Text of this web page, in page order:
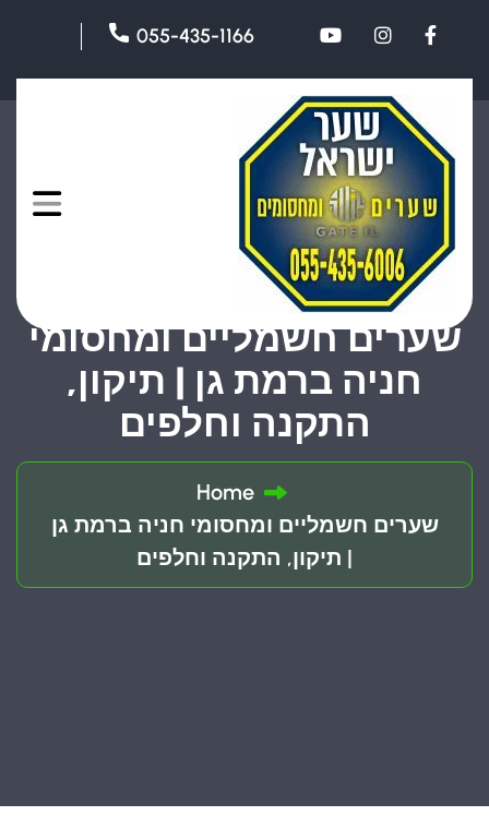
055-435-1166
שערים חשמליים ומחסומי
חניה ברמת גן | תיקון,
התקנה וחלפים
Home
שערים חשמליים ומחסומי חניה ברמת גן
| תיקון, התקנה וחלפים